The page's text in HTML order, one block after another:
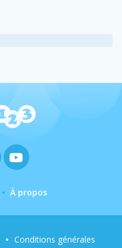
À propos
Conditions générales